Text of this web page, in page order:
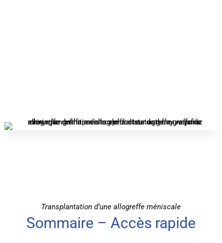
Transplantation d’une allogreffe méniscale
Sommaire – Accès rapide